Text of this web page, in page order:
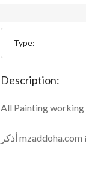
Type:
Description:
All Painting
أذكر mzaddoha.com